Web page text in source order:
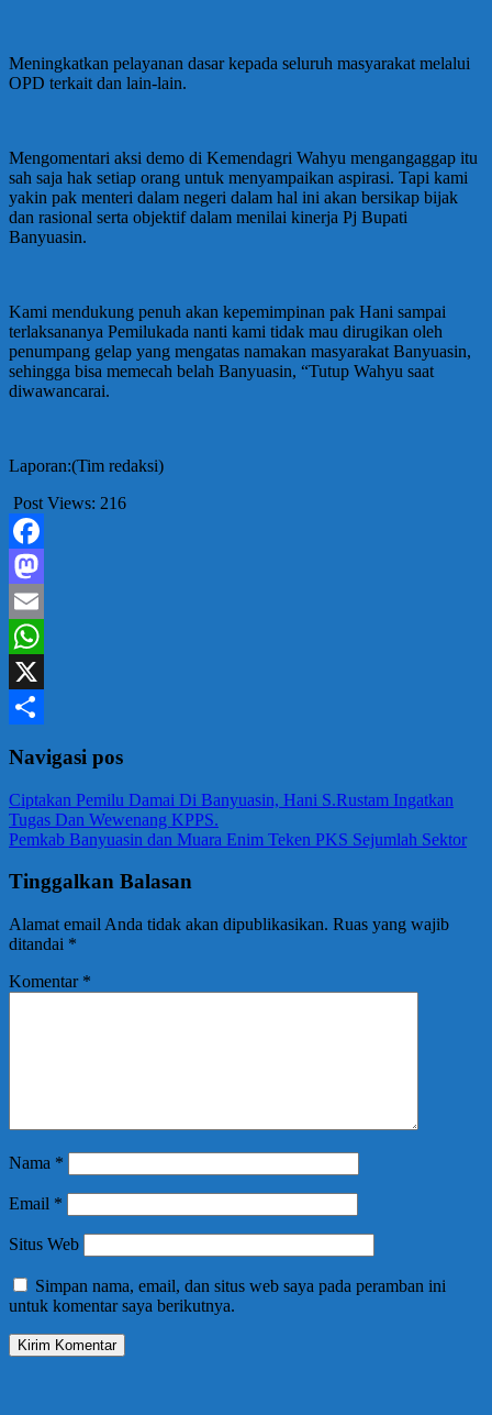
Meningkatkan pelayanan dasar kepada seluruh masyarakat melalui
OPD terkait dan lain-lain.
Mengomentari aksi demo di Kemendagri Wahyu mengangaggap itu
sah saja hak setiap orang untuk menyampaikan aspirasi. Tapi kami
yakin pak menteri dalam negeri dalam hal ini akan bersikap bijak
dan rasional serta objektif dalam menilai kinerja Pj Bupati
Banyuasin.
Kami mendukung penuh akan kepemimpinan pak Hani sampai
terlaksananya Pemilukada nanti kami tidak mau dirugikan oleh
penumpang gelap yang mengatas namakan masyarakat Banyuasin,
sehingga bisa memecah belah Banyuasin, “Tutup Wahyu saat
diwawancarai.
Laporan:(Tim redaksi)
Post Views: 216
Facebook
Mastodon
Email
WhatsApp
X
Navigasi pos
Ciptakan Pemilu Damai Di Banyuasin, Hani S.Rustam Ingatkan
Tugas Dan Wewenang KPPS.
Pemkab Banyuasin dan Muara Enim Teken PKS Sejumlah Sektor
Tinggalkan Balasan
Alamat email Anda tidak akan dipublikasikan. Ruas yang wajib
ditandai *
Komentar *
Nama *
Email *
Situs Web
Simpan nama, email, dan situs web saya pada peramban ini
untuk komentar saya berikutnya.